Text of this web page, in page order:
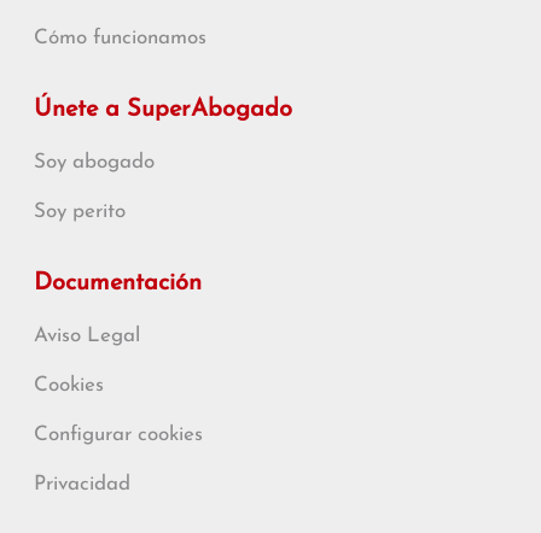
Cómo funcionamos
Únete a SuperAbogado
Soy abogado
Soy perito
Documentación
Aviso Legal
Cookies
Configurar cookies
Privacidad